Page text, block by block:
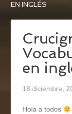
EN INGLÉS
en
18 diciembre,
Hola a todos